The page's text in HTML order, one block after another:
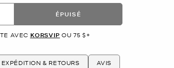
ÉPUISÉ
AVEC KORSVIP OU 75 $+
EXPÉDITION & RETOURS AVIS